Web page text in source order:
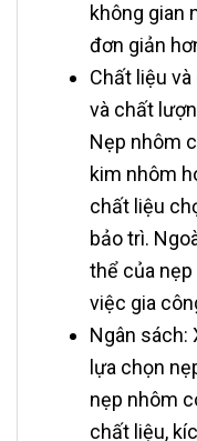
không gian
đơn giản
Chất liệu
và chất
Nẹp nhôm
kim nhôm
chất liệu
bảo trì.
thể của
việc gia
Ngân sách:
lựa chọn
nẹp nhôm
chất liệu,